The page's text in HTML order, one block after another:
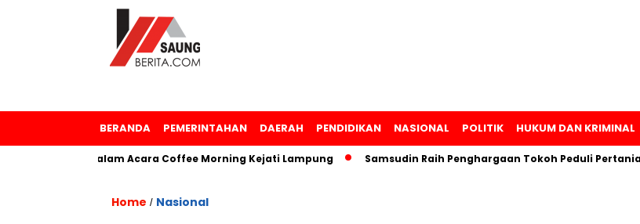
BERANDA PEMERINTAHAN DAERAH PENDIDIKAN NASIONAL POLITIK HUKUM DAN KRIMINAL
dalam Acara Coffee Morning Kejati Lampung Samsudin Raih Penghargaan Tokoh Peduli Pertanian
Home / Nasional